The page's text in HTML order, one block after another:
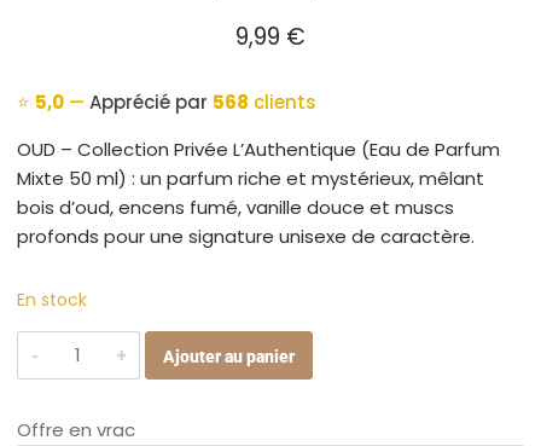
9,99 €
⭐ 5,0— Apprécié par 568 clients
OUD – Collection Privée L’Authentique (Eau de Parfum
Mixte 50 ml) : un parfum riche et mystérieux, mêlant
bois d’oud, encens fumé, vanille douce et muscs
profonds pour une signature unisexe de caractère.
En stock
quantité
de
–
Ajouter au panier
Offre en vrac